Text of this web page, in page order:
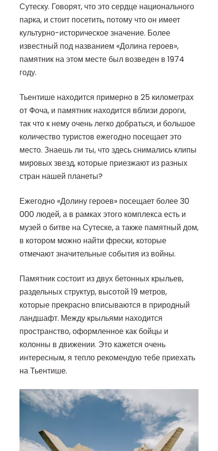
Сутеску. Говорят, что это сердце национального
парка, и стоит посетить, потому что он имеет
культурно-историческое значение. Более
известный под названием «Долина героев»,
памятник на этом месте был возведен в 1974
году.
Тьентише находится примерно в 25 километрах
от Фоча, и памятник находится вблизи дороги,
так что к нему очень легко добраться, и большое
количество туристов ежегодно посещает это
место. Знаешь ли ты, что здесь снимались клипы
мировых звезд, которые приезжают из разных
стран нашей планеты?
Ежегодно «Долину героев» посещает более 30
000 людей, а в рамках этого комплекса есть и
музей о битве на Сутеске, а также памятный дом,
в котором можно найти фрески, которые
отмечают значительные события из войны.
Памятник состоит из двух бетонных крыльев,
раздельных структур, высотой 19 метров,
которые прекрасно вписываются в природный
ландшафт. Между крыльями находится
пространство, оформленное как бойцы и
колонны в движении. Это кажется очень
интересным, я тепло рекомендую тебе приехать
на Тьентише.